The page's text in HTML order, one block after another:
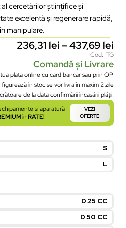
cercetărilor științifice și
excelentă și regenerare rapidă,
manipulare.
236,31 lei–437,69 lei
Cod: TG
Comandă și Livrare
plata online cu card bancar sau prin OP.
în stoc se vor livra în maxim 2 zile
de la data confirmării încasării plății.
și aparatură
înRATE!
VEZI
OFERTE
S
L
0.25 CC
0.50 CC